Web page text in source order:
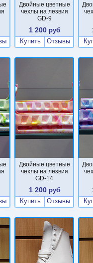
Двойные цветные
чехлы на лезвия
GD-9
1 200руб
Купить
Отзывы
Двойные цветные
чехлы на лезвия
GD-14
1 200руб
Купить
Отзывы